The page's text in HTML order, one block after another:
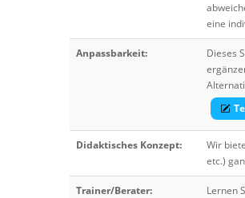
eine
Anpassbarkeit: Dieses
Didaktisches Konzept: Wir
etc.)
Trainer/Berater: Lernen